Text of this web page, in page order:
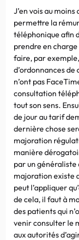
J’en vois au
permettre la
téléphonique afin
prendre en
faire, par
d’ordonnances
n’ont pas
consultation
tout son sens.
de jour au tarif
dernière chose
majoration
manière
par un généraliste
majoration existe
peut l’appliquer
de cela, il faut à
des patients qui
venir consulter le
aux autorités